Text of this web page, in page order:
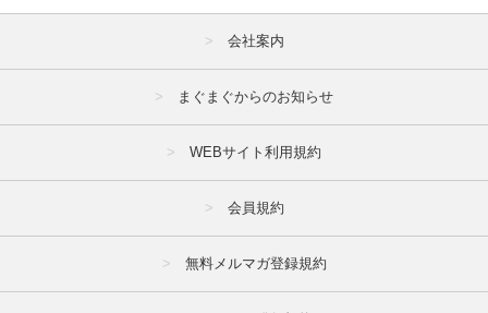
会社案内
まぐまぐからのお知らせ
WEBサイト利用規約
会員規約
無料メルマガ登録規約